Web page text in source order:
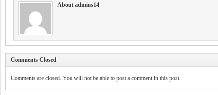
About admins14
Comments Closed
Comments are closed. You will not be able to post a comment in this post.